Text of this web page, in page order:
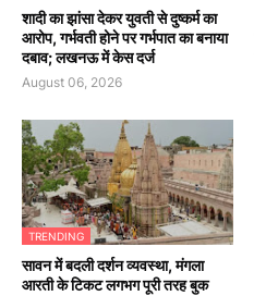
शादी का झांसा देकर युवती से दुष्कर्म का
आरोप, गर्भवती होने पर गर्भपात का बनाया
दबाव; लखनऊ में केस दर्ज
August 06, 2026
TRENDING
सावन में बदली दर्शन व्यवस्था, मंगला
आरती के टिकट लगभग पूरी तरह बुक